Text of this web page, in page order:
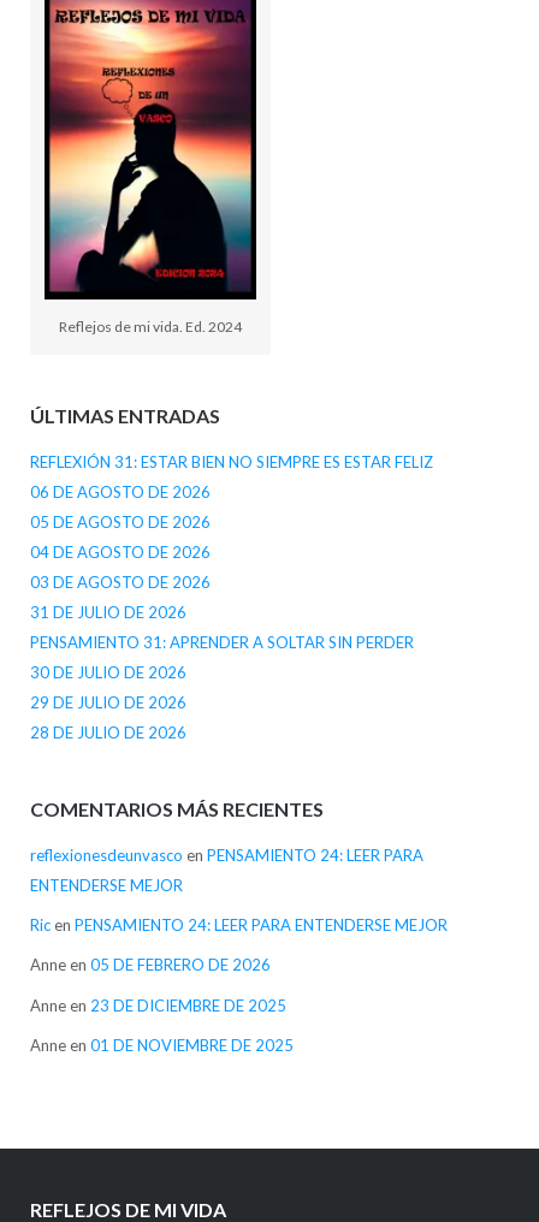
Reflejos de mi vida. Ed. 2024
ÚLTIMAS ENTRADAS
REFLEXIÓN 31: ESTAR BIEN NO SIEMPRE ES ESTAR FELIZ
06 DE AGOSTO DE 2026
05 DE AGOSTO DE 2026
04 DE AGOSTO DE 2026
03 DE AGOSTO DE 2026
31 DE JULIO DE 2026
PENSAMIENTO 31: APRENDER A SOLTAR SIN PERDER
30 DE JULIO DE 2026
29 DE JULIO DE 2026
28 DE JULIO DE 2026
COMENTARIOS MÁS RECIENTES
reflexionesdeunvasco en PENSAMIENTO 24: LEER PARA
ENTENDERSE MEJOR
Ricen PENSAMIENTO 24: LEER PARA ENTENDERSE MEJOR
Anneen 05 DE FEBRERO DE 2026
Anneen 23 DE DICIEMBRE DE 2025
Anneen 01 DE NOVIEMBRE DE 2025
REFLEJOS DE MI VIDA